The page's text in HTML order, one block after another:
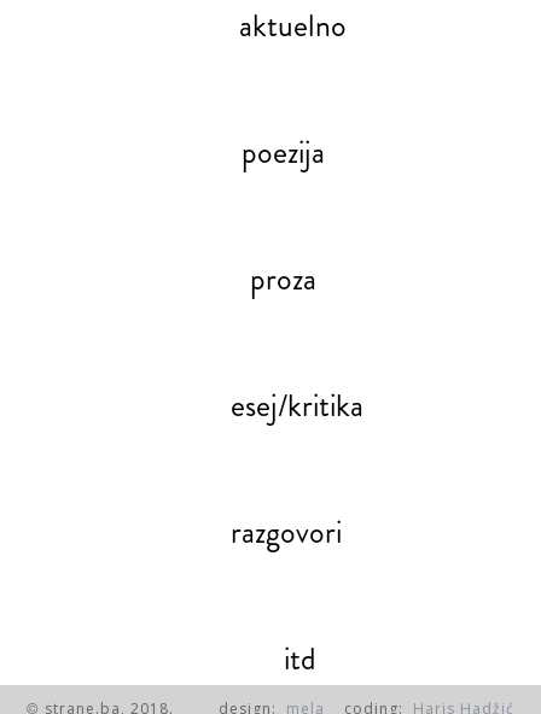
aktuelno
poezija
proza
esej/kritika
razgovori
itd
© strane.ba, 2018. design: mela coding: Haris Hadžić